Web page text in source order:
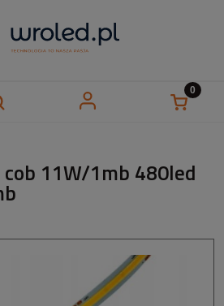
11W/1mb 480led